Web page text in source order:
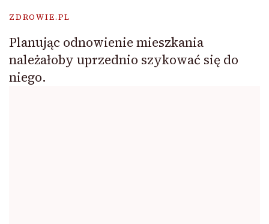
ZDROWIE.PL
Planując odnowienie mieszkania
należałoby uprzednio szykować się do
niego.